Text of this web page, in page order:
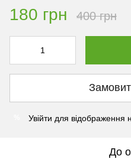
180 грн 400 грн
Увійти для відображення
До